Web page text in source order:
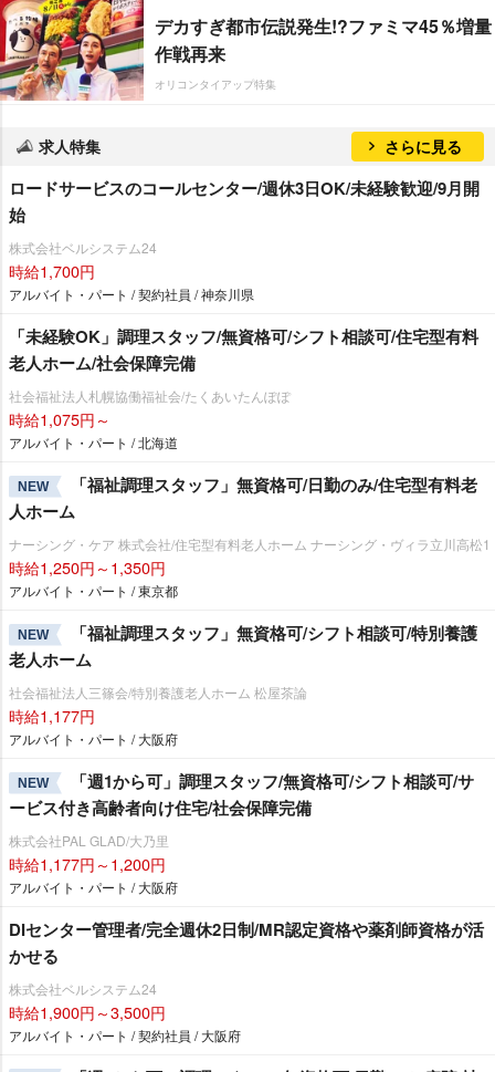
デカすぎ都市伝説発生!?ファミマ45％増量
作戦再来
オリコンタイアップ特集
求人特集 さらに見る
ロードサービスのコールセンター/週休3日OK/未経験歓迎/9月開
始
株式会社ベルシステム24
時給1,700円
アルバイト・パート / 契約社員 / 神奈川県
「未経験OK」調理スタッフ/無資格可/シフト相談可/住宅型有料
老人ホーム/社会保障完備
社会福祉法人札幌協働福祉会/たくあいたんぽぽ
時給1,075円～
アルバイト・パート / 北海道
NEW
「福祉調理スタッフ」無資格可/日勤のみ/住宅型有料老
人ホーム
ナーシング・ケア 株式会社/住宅型有料老人ホーム ナーシング・ヴィラ立川高松1
時給1,250円～1,350円
アルバイト・パート / 東京都
NEW
「福祉調理スタッフ」無資格可/シフト相談可/特別養護
老人ホーム
社会福祉法人三篠会/特別養護老人ホーム 松屋茶論
時給1,177円
アルバイト・パート / 大阪府
NEW
「週1から可」調理スタッフ/無資格可/シフト相談可/サ
ービス付き高齢者向け住宅/社会保障完備
株式会社PAL GLAD/大乃里
時給1,177円～1,200円
アルバイト・パート / 大阪府
DIセンター管理者/完全週休2日制/MR認定資格や薬剤師資格が活
かせる
株式会社ベルシステム24
時給1,900円～3,500円
アルバイト・パート / 契約社員 / 大阪府